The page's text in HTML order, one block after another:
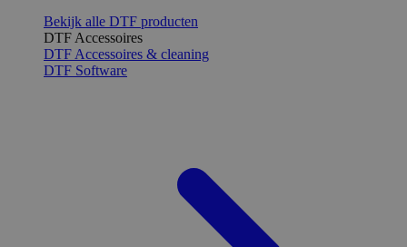
Bekijk alle DTF producten
DTF Accessoires
DTF Accessoires & cleaning
DTF Software